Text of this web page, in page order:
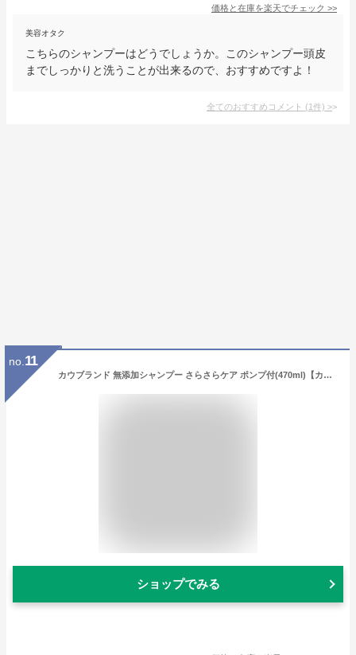
価格と在庫を楽天でチェック >>
美容オタク
こちらのシャンプーはどうでしょうか。このシャンプー頭皮
までしっかりと洗うことが出来るので、おすすめですよ！
全てのおすすめコメント (1件) >
no. 11
カウブランド 無添加シャンプー さらさらケア ポンプ付(470ml)【カウブランド】
ショップでみる